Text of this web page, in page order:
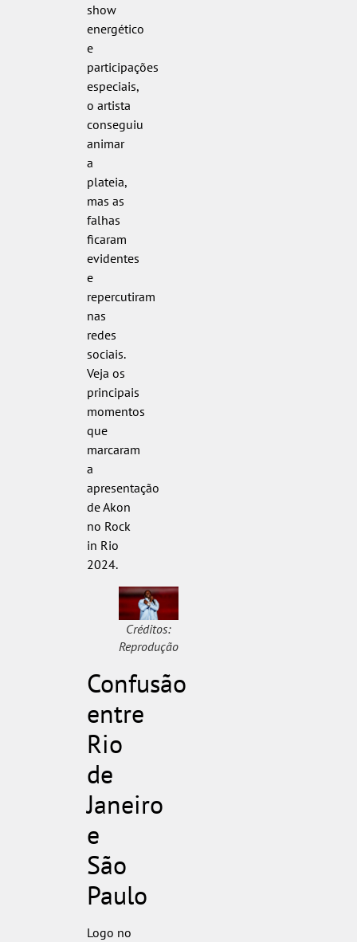
show
energético
e
participações
especiais,
o artista
conseguiu
animar
a
plateia,
mas as
falhas
ficaram
evidentes
e
repercutiram
nas
redes
sociais.
Veja os
principais
momentos
que
marcaram
a
apresentação
de Akon
no Rock
in Rio
2024.
Créditos:
Reprodução
Confusão
entre
Rio
de
Janeiro
e
São
Paulo
Logo no